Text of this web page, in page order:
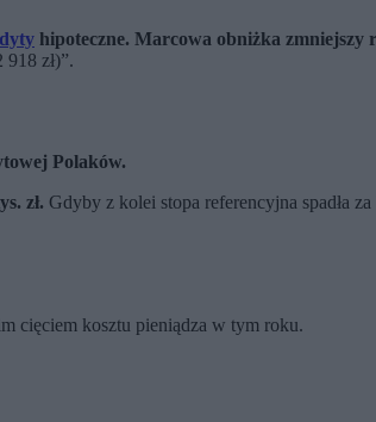
hipoteczne. Marcowa obniżka zmniejszy
zł)”.
Polaków.
zł. Gdyby z kolei stopa referencyjna spadła
cięciem kosztu pieniądza w tym roku.